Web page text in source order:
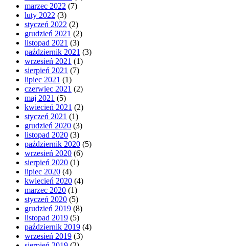
marzec 2022 (7)
luty 2022 (3)
styczeń 2022 (2)
grudzień 2021 (2)
listopad 2021 (3)
październik 2021 (3)
wrzesień 2021 (1)
sierpień 2021 (7)
lipiec 2021 (1)
czerwiec 2021 (2)
maj 2021 (5)
kwiecień 2021 (2)
styczeń 2021 (1)
grudzień 2020 (3)
listopad 2020 (3)
październik 2020 (5)
wrzesień 2020 (6)
sierpień 2020 (1)
lipiec 2020 (4)
kwiecień 2020 (4)
marzec 2020 (1)
styczeń 2020 (5)
grudzień 2019 (8)
listopad 2019 (5)
październik 2019 (4)
wrzesień 2019 (3)